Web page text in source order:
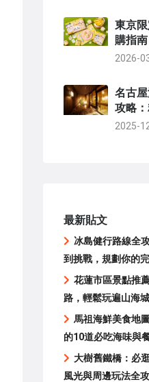
東京
購指
懂的必
2026-
名古
攻略
交通指
2025-
最新貼文
冰島健行路線全
到挑戰，規劃你的
花蓮市區景點推
路，輕鬆玩遍山海城
馬祖海鮮美食地
的10道必吃海味與
大樹舊鐵橋：必
風光與周邊玩法全